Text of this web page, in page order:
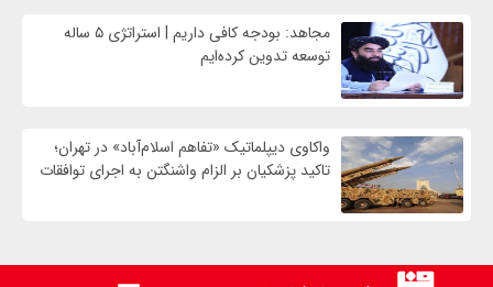
مجاهد: بودجه کافی داریم | استراتژی ۵ ساله
توسعه تدوین کرده‌ایم
واکاوی دیپلماتیک «تفاهم اسلام‌آباد» در تهران؛
تاکید پزشکیان بر الزام واشنگتن به اجرای توافقات